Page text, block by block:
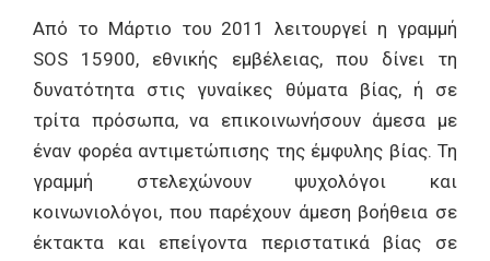
Από το Μάρτιο του 2011 λειτουργεί η γραμμή
SOS 15900, εθνικής εμβέλειας, που δίνει τη
δυνατότητα στις γυναίκες θύματα βίας, ή σε
τρίτα πρόσωπα, να επικοινωνήσουν άμεσα με
έναν φορέα αντιμετώπισης της έμφυλης βίας. Τη
γραμμή στελεχώνουν ψυχολόγοι και
κοινωνιολόγοι, που παρέχουν άμεση βοήθεια σε
έκτακτα και επείγοντα περιστατικά βίας σε